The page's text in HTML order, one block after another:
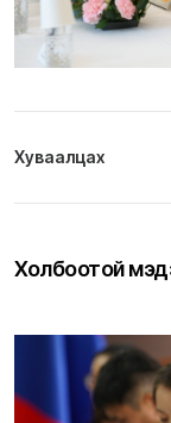
Хуваалцах
Холбоотой